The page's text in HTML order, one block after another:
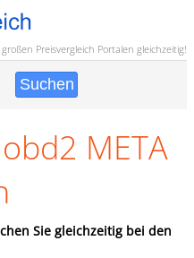
Preisvergleich Portalen gleichzeitig!
META
Sie gleichzeitig bei den